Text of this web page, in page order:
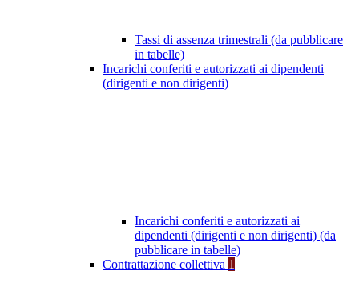
Tassi di assenza trimestrali (da pubblicare
in tabelle)
Incarichi conferiti e autorizzati ai dipendenti
(dirigenti e non dirigenti)
Incarichi conferiti e autorizzati ai
dipendenti (dirigenti e non dirigenti) (da
pubblicare in tabelle)
Contrattazione collettiva 1